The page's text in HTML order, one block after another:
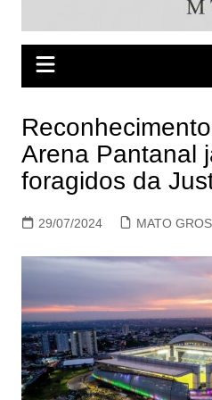
Arena Pantanal
foragidos da
29/07/2024 MATO